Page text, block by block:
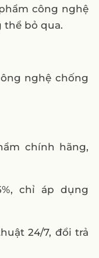
công nghệ
thể bỏ qua.
nghệ chống
chính hãng,
chỉ áp dụng
24/7, đổi trả